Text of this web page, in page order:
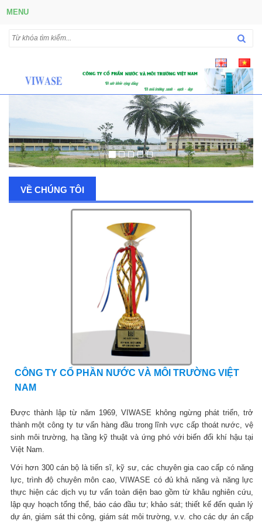
MENU
VỀ CHÚNG TÔI
CÔNG TY CỔ PHẦN NƯỚC VÀ MÔI TRƯỜNG VIỆT
NAM
Được thành lập từ năm 1969, VIWASE không ngừng phát triển, trở
thành một công ty tư vấn hàng đầu trong lĩnh vực cấp thoát nước, vệ
sinh môi trường, hạ tầng kỹ thuật và ứng phó với biến đổi khí hậu tại
Việt Nam.
Với hơn 300 cán bộ là tiến sĩ, kỹ sư, các chuyên gia cao cấp có năng
lực, trình độ chuyên môn cao, VIWASE có đủ khả năng và năng lực
thực hiện các dịch vụ tư vấn toàn diện bao gồm từ khâu nghiên cứu,
lập quy hoạch tổng thể, báo cáo đầu tư; khảo sát; thiết kế đến quản lý
dự án, giám sát thi công, giám sát môi trường, v.v. cho các dự án cấp